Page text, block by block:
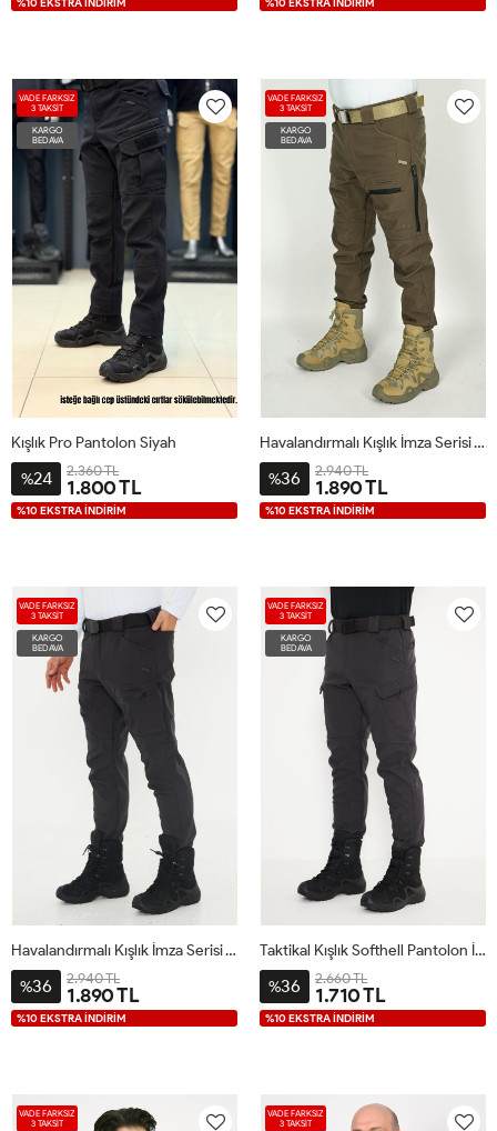
VADE FARKSIZ
3 TAKSİT
KARGO
BEDAVA
Kışlık Pro Pantolon Siyah
%24 2.360 TL
1.800 TL
%10 EKSTRA İNDİRİM
VADE FARKSIZ
3 TAKSİT
KARGO
BEDAVA
Havalandırmalı Kışlık İmza Serisi Taktikal Pantolon Toprak
%36 2.940 TL
1.890 TL
%10 EKSTRA İNDİRİM
VADE FARKSIZ
3 TAKSİT
KARGO
BEDAVA
Havalandırmalı Kışlık İmza Serisi Taktikal Pantolon Antrasit
%36 2.940 TL
1.890 TL
%10 EKSTRA İNDİRİM
VADE FARKSIZ
3 TAKSİT
KARGO
BEDAVA
Taktikal Kışlık Softhell Pantolon İSSİ Antrasit
%36 2.660 TL
1.710 TL
%10 EKSTRA İNDİRİM
VADE FARKSIZ
3 TAKSİT
VADE FARKSIZ
3 TAKSİT